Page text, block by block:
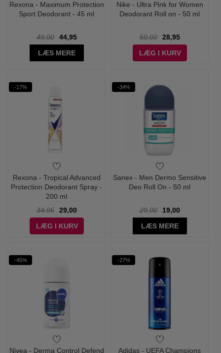
Rexona - Maximum Protection
Sport Deodorant - 45 ml
49,00
44,95
LÆS MERE
Nike - Ultra Pink for Women
Deodorant Roll on - 50 ml
59,00
28,95
LÆG I KURV
-17%
Rexona - Tropical Advanced
Protection Deodorant Spray -
200 ml
34,95
29,00
LÆG I KURV
-34%
Sanex - Men Dermo Sensitive
Deo Roll On - 50 ml
29,00
19,00
LÆS MERE
-45%
Nivea - Derma Control Defend
-27%
Adidas - UEFA Champions